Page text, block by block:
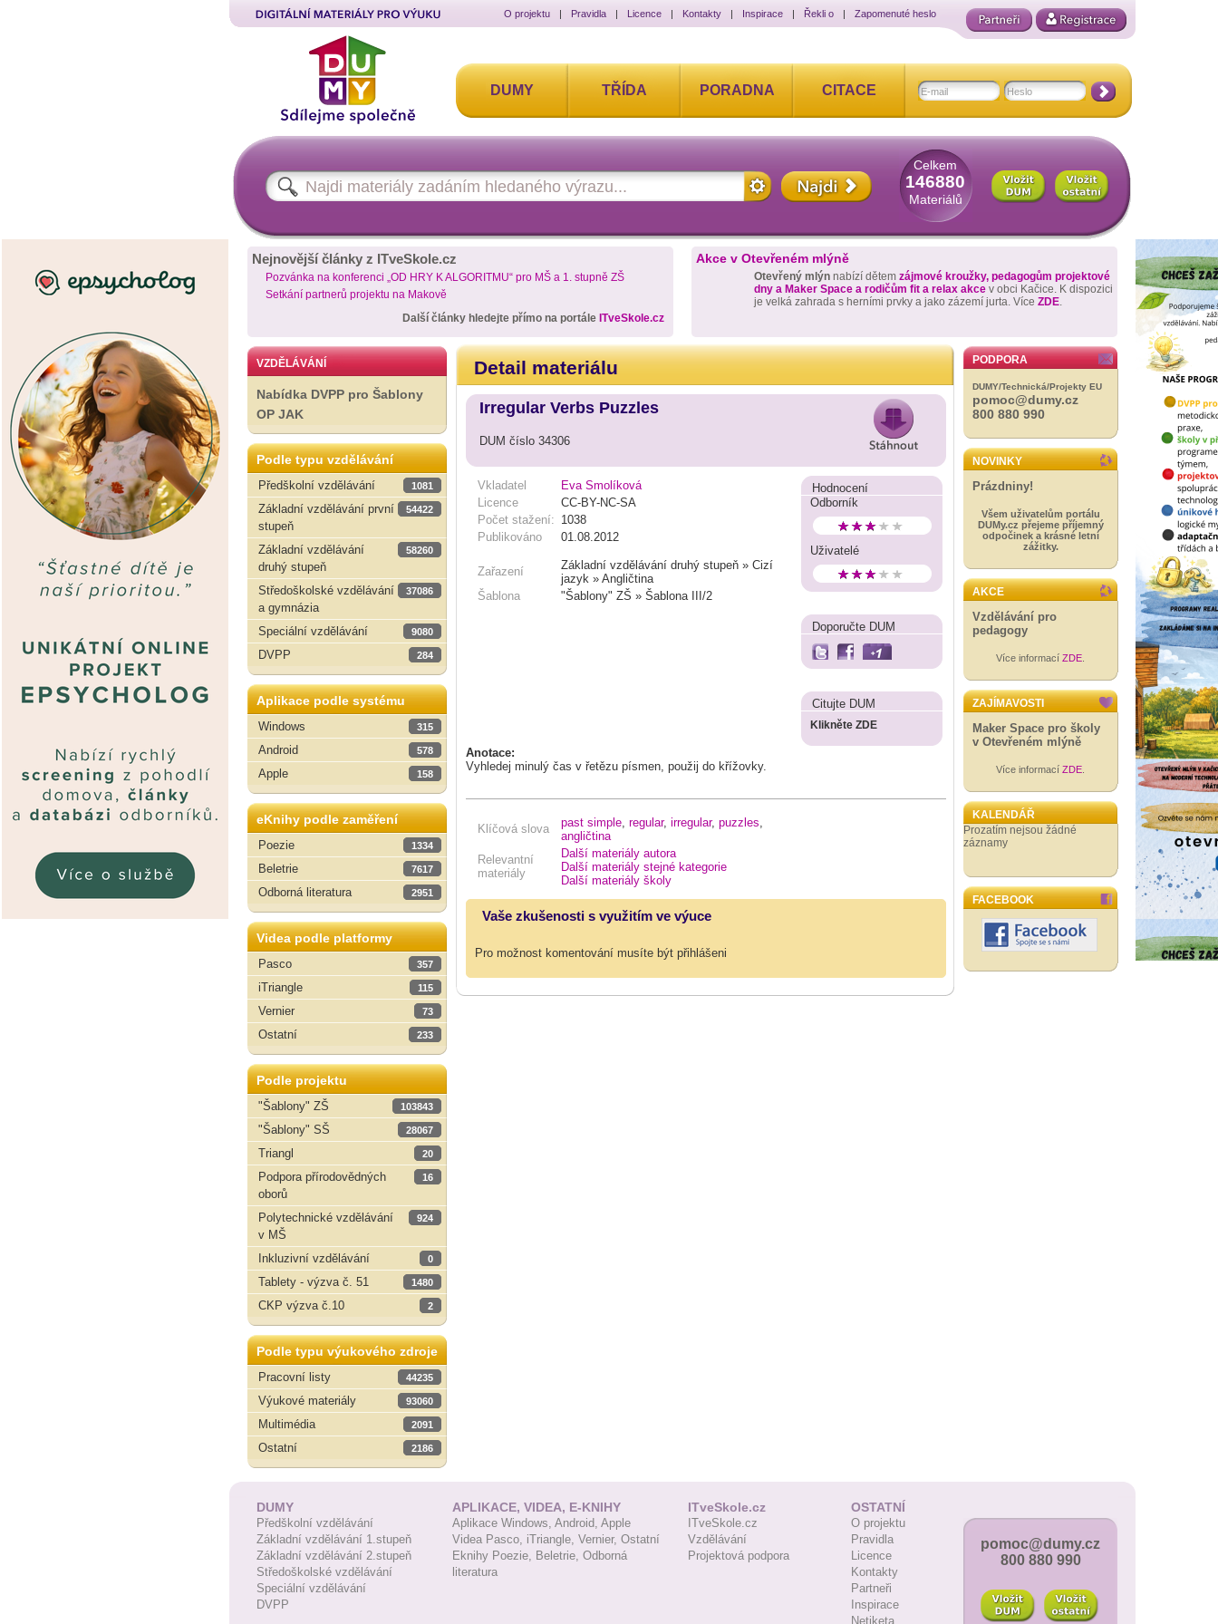
O projektu | Pravidla | Licence | Kontakty | Inspirace | Řekli o | Zapomenuté heslo
DUMY TŘÍDA PORADNA CITACE
Celkem
146880
Materiálů
Nejnovější články z ITveSkole.cz
Pozvánka na konferenci „OD HRY K ALGORITMU“ pro MŠ a 1. stupně ZŠ
Setkání partnerů projektu na Makově
Další články hledejte přímo na portále ITveSkole.cz
Akce v Otevřeném mlýně
Otevřený mlýn nabízí dětem zájmové kroužky, pedagogům projektové
dny a Maker Space a rodičům fit a relax akce v obci Kačice. K dispozici
je velká zahrada s herními prvky a jako zázemí jurta. Více ZDE.
VZDĚLÁVÁNÍ
Nabídka DVPP pro Šablony
OP JAK
Podle typu vzdělávání
Předškolní vzdělávání
1081
Základní vzdělávání první
stupeň
54422
Základní vzdělávání
druhý stupeň
58260
Středoškolské vzdělávání
a gymnázia
37086
Speciální vzdělávání 9080
DVPP 284
Aplikace podle systému
Windows
315
Android 578
Apple 158
eKnihy podle zaměření
Poezie
1334
Beletrie 7617
Odborná literatura 2951
Videa podle platformy
Pasco
357
iTriangle 115
Vernier 73
Ostatní 233
Podle projektu
"Šablony" ZŠ
103843
"Šablony" SŠ 28067
Triangl 20
Podpora přírodovědných
oborů
16
Polytechnické vzdělávání
v MŠ
924
Inkluzivní vzdělávání 0
Tablety - výzva č. 51 1480
CKP výzva č.10 2
Podle typu výukového zdroje
Pracovní listy
44235
Výukové materiály 93060
Multimédia 2091
Ostatní 2186
Detail materiálu
Irregular Verbs Puzzles
DUM číslo 34306
Vkladatel
Eva Smolíková
Licence
CC-BY-NC-SA
Počet stažení: 1038
Publikováno
01.08.2012
Zařazení
Základní vzdělávání druhý stupeň » Cizí
jazyk » Angličtina
Šablona
"Šablony" ZŠ » Šablona III/2
Hodnocení
Odborník
Uživatelé
Doporučte DUM
Citujte DUM
Klikněte ZDE
Anotace:
Vyhledej minulý čas v řetězu písmen, použij do křížovky.
Klíčová slova past simple regular, irregular, puzzles
angličtina
Relevantní
materiály
Další materiály autora
Další materiály stejné kategorie
Další materiály školy
Vaše zkušenosti s využitím ve výuce
Pro možnost komentování musíte být přihlášeni
PODPORA
DUMY/Technická/Projekty EU
pomoc@dumy.cz
800 880 990
NOVINKY
Prázdniny!
Všem uživatelům portálu
DUMy.cz přejeme příjemný
odpočinek a krásné letní
zážitky.
AKCE
Vzdělávání pro
pedagogy
Více informací ZDE
ZAJÍMAVOSTI
Maker Space pro školy
v Otevřeném mlýně
Více informací ZDE
KALENDÁŘ
Prozatím nejsou žádné
záznamy
FACEBOOK
DUMY
Předškolní vzdělávání
Základní vzdělávání 1.stupeň
Základní vzdělávání 2.stupeň
Středoškolské vzdělávání
Speciální vzdělávání
DVPP
APLIKACE, VIDEA, E-KNIHY
Aplikace Windows, Android, Apple
Videa Pasco, iTriangle, Vernier, Ostatní
Eknihy Poezie, Beletrie, Odborná
literatura
ITveSkole.cz
ITveSkole.cz
Vzdělávání
Projektová podpora
OSTATNÍ
O projektu
Pravidla
Licence
Kontakty
Partneři
Inspirace
Netiketa
pomoc@dumy.cz
800 880 990